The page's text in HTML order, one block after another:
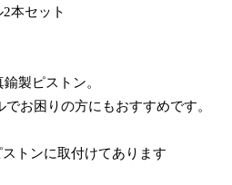
本セット
製ピストン。
お困りの方にもおすすめです。
トンに取付けてあります